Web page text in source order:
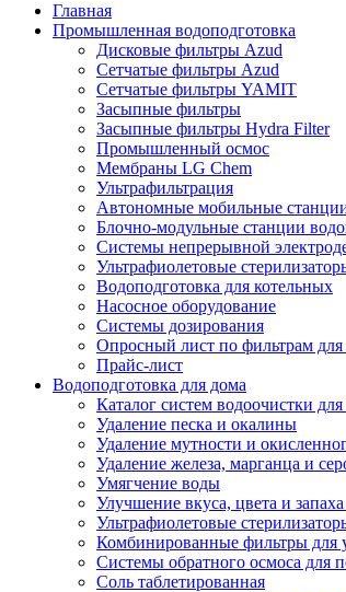
Главная
Промышленная водоподготовка
Дисковые фильтры Azud
Сетчатые фильтры Azud
Сетчатые фильтры YAMIT
Засыпные фильтры
Засыпные фильтры Hydra Filter
Промышленный осмос
Мембраны LG Chem
Ультрафильтрация
Автономные мобильные
Блочно-модульные станции
Системы непрерывной
Ультрафиолетовые
Водоподготовка для котельных
Насосное оборудование
Системы дозирования
Опросный лист по фильтрам
Прайс-лист
Водоподготовка для дома
Каталог систем водоочистки
Удаление песка и окалины
Удаление мутности и
Удаление железа, марганца и
Умягчение воды
Улучшение вкуса, цвета и
Ультрафиолетовые
Комбинированные фильтры для
Системы обратного осмоса для
Соль таблетированная